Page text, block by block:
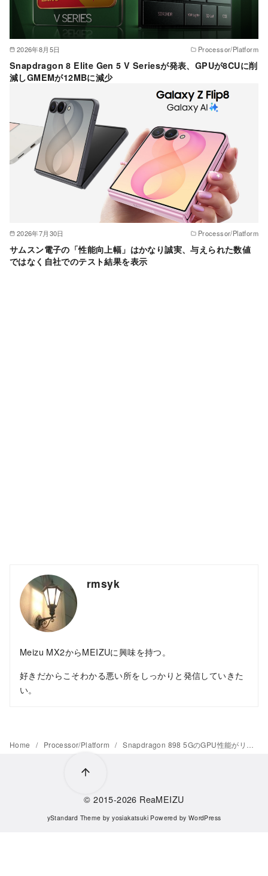
2026年8月5日 Processor/Platform
Snapdragon 8 Elite Gen 5 V Seriesが発表、GPUが8CUに削
減しGMEMが12MBに減少
2026年7月30日 Processor/Platform
サムスン電子の「性能向上幅」はかなり誠実、与えられた数値
ではなく自社でのテスト結果を表示
rmsyk
Meizu MX2からMEIZUに興味を持つ。
好きだからこそわかる悪い所をしっかりと発信していきた
い。
Home Processor/Platform Snapdragon 898 5GのGPU性能がリーク、Exynos 2200超えは困難を極める
© 2015-2026 ReaMEIZU
yStandard Theme byyosiakatsuki Powered by WordPress